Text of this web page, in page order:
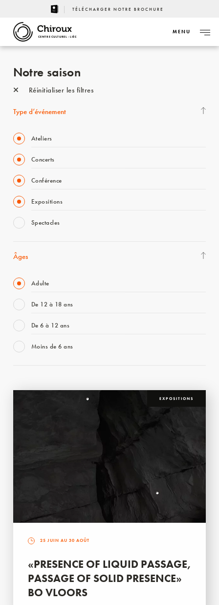
TÉLÉCHARGER NOTRE BROCHURE
CENTRE CULTUREL - LIÈGE
MENU
Notre saison
Réinitialiser les filtres
Type d’événement
Ateliers
Concerts
Conférence
Expositions
Spectacles
Âges
Adulte
De 12 à 18 ans
De 6 à 12 ans
Moins de 6 ans
EXPOSITIONS
25 JUIN AU 30 AOÛT
«PRESENCE OF LIQUID PASSAGE,
PASSAGE OF SOLID PRESENCE»
BO VLOORS